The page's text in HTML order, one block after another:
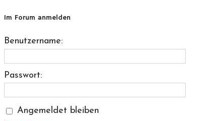
Im Forum anmelden
Benutzername:
Passwort:
Angemeldet bleiben